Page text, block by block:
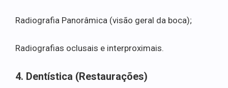
Radiografia Panorâmica (visão geral da boca);
Radiografias oclusais e interproximais.
4. Dentística (Restaurações)